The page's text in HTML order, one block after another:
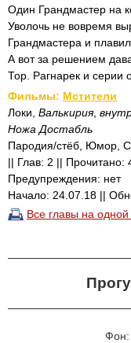
Один Грандмастер на
Уволочь не вовремя
Грандмастера и
А вот за решением
Тор. Рагнарек и серии
Фильмы: Мстители
Локи, Валькирия,
Ножа Достабль
Пародия/стёб, Юмор,
|| Глав: 2 || Прочитано:
Предупреждения: нет
Начало: 24.07.18 ||
Все главы на одной
Фон: